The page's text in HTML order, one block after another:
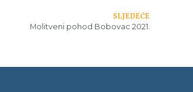
SLJEDEĆE
Molitveni pohod Bobovac 2021.